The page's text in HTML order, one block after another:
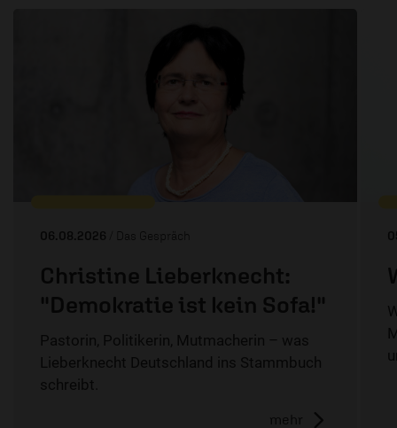
06.08.2026 / Das Gespräch
Christine Lieberknecht:
"Demokratie ist kein Sofa!"
Pastorin, Politikerin, Mutmacherin – was
Lieberknecht Deutschland ins Stammbuch
schreibt.
mehr